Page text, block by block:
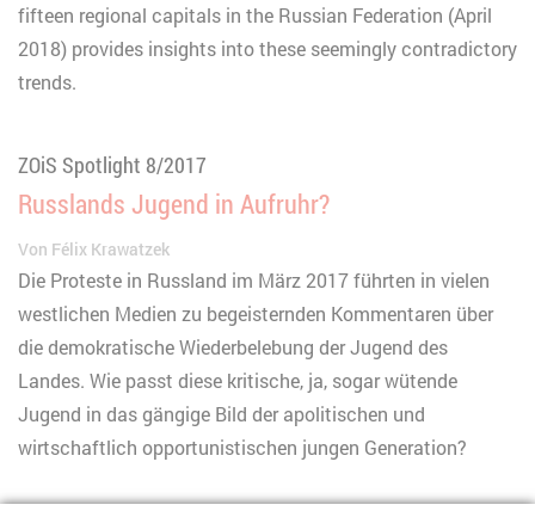
fifteen regional capitals in the Russian Federation (April
2018) provides insights into these seemingly contradictory
trends.
ZOiS Spotlight 8/2017
Russlands Jugend in Aufruhr?
Von Félix Krawatzek
Die Proteste in Russland im März 2017 führten in vielen
westlichen Medien zu begeisternden Kommentaren über
die demokratische Wiederbelebung der Jugend des
Landes. Wie passt diese kritische, ja, sogar wütende
Jugend in das gängige Bild der apolitischen und
wirtschaftlich opportunistischen jungen Generation?